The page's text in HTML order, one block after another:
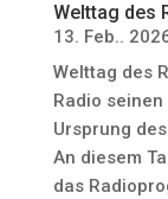
Welttag des
13. Feb..
Welttag des
Radio
Ursprung
An diesem
das